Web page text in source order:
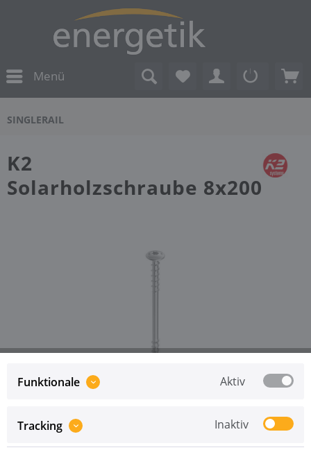
Menü
SINGLERAIL
K2
Solarholzschraube 8x200
Geschäftskunde sichtbar.
Funktionale Aktiv
Tracking Inaktiv